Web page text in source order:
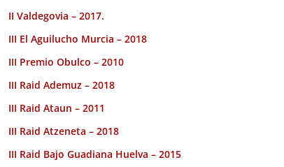
II Valdegovia – 2017.
III El Aguilucho Murcia – 2018
III Premio Obulco – 2010
III Raid Ademuz – 2018
III Raid Ataun – 2011
III Raid Atzeneta – 2018
III Raid Bajo Guadiana Huelva – 2015